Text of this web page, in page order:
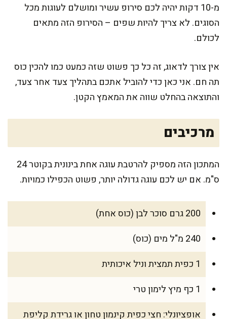
מ-10 דקות יהיה לכם סירופ עשיר ומושלם לעוגות מכל
הסוגים. לא צריך להיות שפים – הסירופ הזה מתאים
לכולם.
אין צורך לדאוג, זה כל כך פשוט שזה כמעט כמו להכין כוס
תה חם. אני כאן כדי להוביל אתכם בתהליך צעד אחר צעד,
והתוצאה בהחלט שווה את המאמץ הקטן.
מרכיבים
המתכון הזה מספיק להרטבת עוגה אחת בינונית בקוטר 24
ס"מ. אם יש לכם עוגה גדולה יותר, פשוט הכפילו כמויות.
200 גרם סוכר לבן (כוס אחת)
240 מ"ל מים (כוס)
1 כפית תמצית וניל איכותית
1 כף מיץ לימון טרי
אופציונלי: חצי כפית קינמון טחון או גרידת קליפת